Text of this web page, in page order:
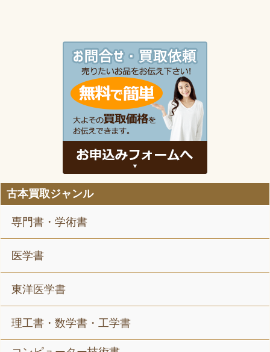
古本買取ジャンル
専門書・学術書
医学書
東洋医学書
理工書・数学書・工学書